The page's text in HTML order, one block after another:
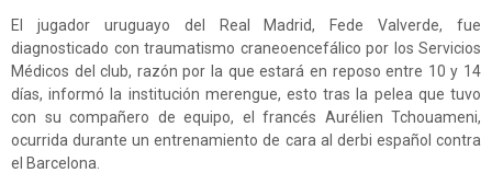
El jugador uruguayo del Real Madrid, Fede Valverde, fue
diagnosticado con traumatismo craneoencefálico por los Servicios
Médicos del club, razón por la que estará en reposo entre 10 y 14
días, informó la institución merengue, esto tras la pelea que tuvo
con su compañero de equipo, el francés Aurélien Tchouameni,
ocurrida durante un entrenamiento de cara al derbi español contra
el Barcelona.